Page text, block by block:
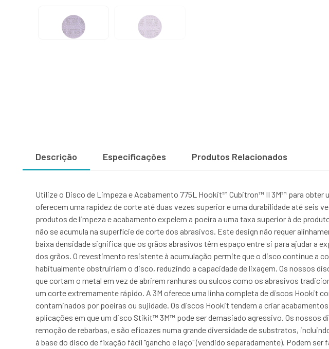
Descrição Especificações Produtos Relacionados
Utilize o Disco de Limpeza e Acabamento 775L Hookit™ Cubitron™ II 3M™ para
oferecem uma rapidez de corte até duas vezes superior e uma durabilidade até
produtos de limpeza e acabamento expelem a poeira a uma taxa superior à de
não se acumula na superfície de corte dos abrasivos. Este design não requer
baixa densidade significa que os grãos abrasivos têm espaço entre si para ajudar a
dos grãos. O revestimento resistente à acumulação permite que o disco continue a
habitualmente obstruiriam o disco, reduzindo a capacidade de lixagem. Os nossos
que cortam o metal em vez de abrirem ranhuras ou sulcos como os abrasivos
um corte extremamente rápido. A 3M oferece uma linha completa de discos Hookit
contaminados por poeiras ou sujidade. Os discos Hookit tendem a criar
aplicações em que um disco Stikit™ 3M™ pode ser demasiado agressivo. Os
remoção de rebarbas, e são eficazes numa grande diversidade de substratos,
à base do disco de fixação fácil "gancho e laço" (vendido separadamente). Podem